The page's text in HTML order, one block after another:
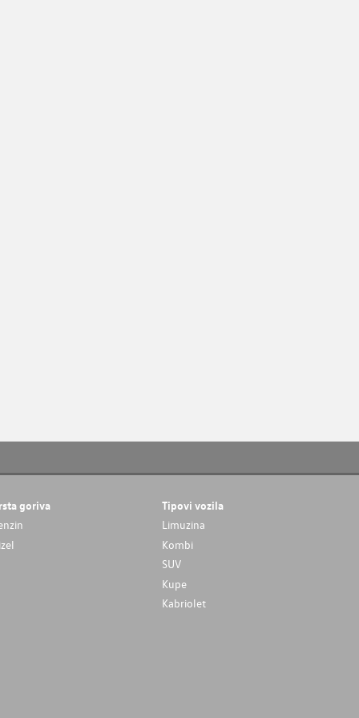
goriva Tipovi vozila
Limuzina
Kombi
SUV
Kupe
Kabriolet